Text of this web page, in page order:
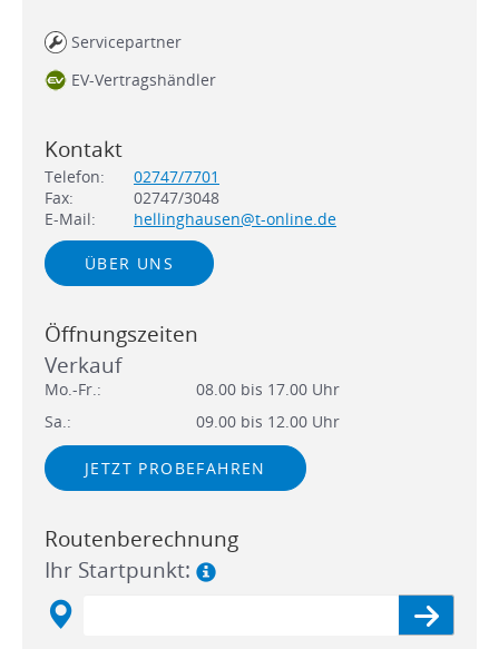
Servicepartner
EV-Vertragshändler
Kontakt
Telefon:
02747/7701
Fax:
02747/3048
E-Mail:
hellinghausen@t-online.de
ÜBER UNS
Öffnungszeiten
Verkauf
Mo.-Fr.:
08.00 bis 17.00 Uhr
Sa.:
09.00 bis 12.00 Uhr
JETZT PROBEFAHREN
Routenberechnung
Ihr Startpunkt: